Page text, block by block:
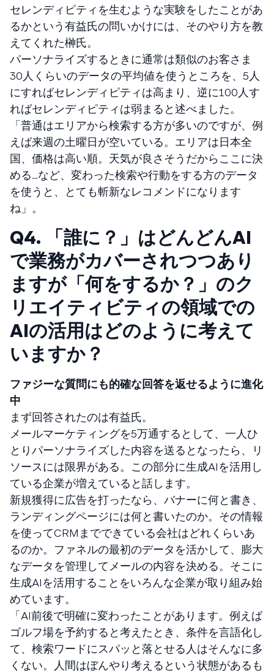
セレンディピティを生むような実験をしたことがあ
るかという有益氏の問いかけには、そのやり方を教
えてくれた榊氏。
パーソナライズするときに通常は類似のお客さま
30人くらいのデータの平均値を使うところを、5人
にすればセレンディピティは高まり、逆に100人す
ればセレンディピティは弱まると述べました。
「普通はエリアから検索する方が多いのですが、例
えば来週の土曜日が空いている。エリアは日本全
国、価格は高い順。天気が良さそうだからここに決
める…など、変わった検索や行動をする方のデータ
を使うと、とても斬新なレコメンドになります
ね」。
Q4. 「誰に？」はどんどんAI
で業務がカバーされつつあり
ますが「何をするか？」のク
リエイティビティの領域での
AIの活用はどのように考えて
いますか？
ファジーな質問にも的確な回答を返せるように進化
中
まず回答されたのは有益氏。
メールマーケティングを5万通するとして、一人ひ
とりパーソナライズした内容を送るとなったら、リ
ソースには限界がある。この部分に生成AIを活用し
ている企業が増えていると話します。
新規獲得に広告を打ったなら、バナーに何と書き、
ランディングページには何と書いたのか。その情報
を使ってCRMまでできている会社はどれくらいあ
るのか。ファネルの最初のデータを活かして、膨大
なデータを管理してメールの内容を決める。そこに
生成AIを活用することをいろんな企業が取り組み始
めています。
「AI前後で明確に変わったことがあります。例えば
ゴルフ場を予約すると考えたとき、条件を言語化し
て、検索ワードにスパッと落とせる人はそんなに多
くない。人間はぼんやり考えるという状態があるも